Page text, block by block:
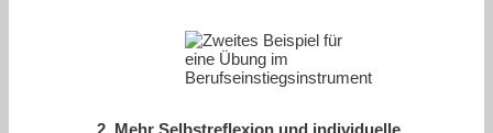
2. Mehr Selbstreflexion und individuelle